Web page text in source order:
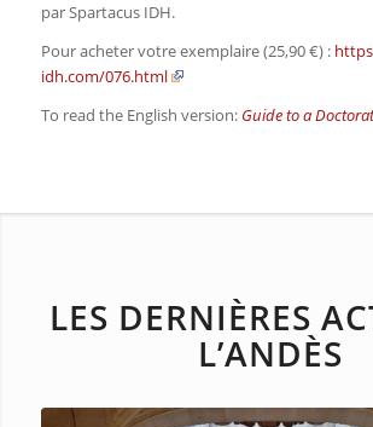
par Spartacus IDH.
Pour acheter votre exemplaire (25,90 €) :
idh.com/076.html
To read the English version: Guide to a
LES DERNIÈRES
L’ANDÈS